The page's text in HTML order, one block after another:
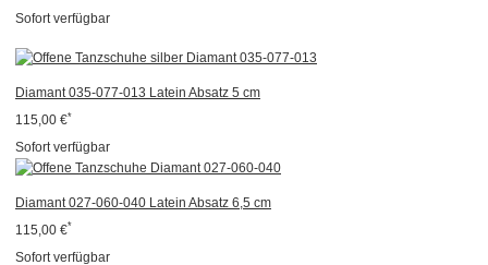
Sofort verfügbar
Diamant 035-077-013 Latein Absatz 5 cm
115,00 €*
Sofort verfügbar
Diamant 027-060-040 Latein Absatz 6,5 cm
115,00 €*
Sofort verfügbar